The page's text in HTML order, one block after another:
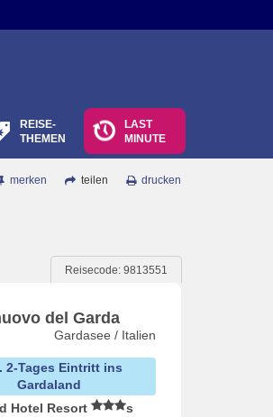
REISE-
THEMEN
LAST
MINUTE
drucken
teilen
merken
Reisecode: 9813551
del Garda
Gardasee / Italien
2-Tages Eintritt ins
Gardaland
Hotel Resort
s